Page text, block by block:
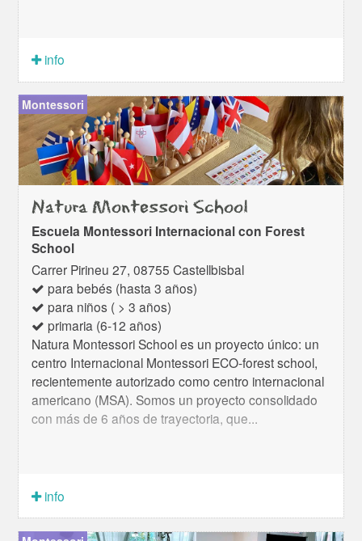
info
Montessori
Natura Montessori School
Escuela Montessori Internacional con Forest
School
Carrer Pirineu 27, 08755 Castellbisbal
para bebés (hasta 3 años)
para niños ( > 3 años)
primaria (6-12 años)
Natura Montessori School es un proyecto único: un
centro Internacional Montessori ECO-forest school,
recientemente autorizado como centro internacional
americano (MSA). Somos un proyecto consolidado
con más de 6 años de trayectoria, que...
info